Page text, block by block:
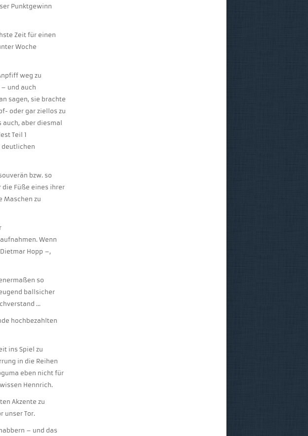
Punktgewinn
Zeit für einen
Woche
weg zu
und auch
sagen, sie brachte
oder gar ziellos zu
aber diesmal
Teil 1
deutlichen
bzw. so
die Füße eines ihrer
Maschen zu
Wenn
Hopp –,
so
ballsicher
…
hochbezahlten
ins Spiel zu
in die Reihen
eben nicht für
Hennrich.
Akzente zu
unser Tor.
– und das